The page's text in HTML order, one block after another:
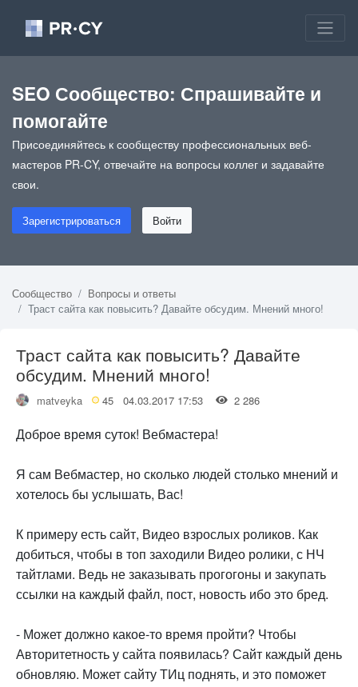
SEO Сообщество: Спрашивайте и
помогайте
Присоединяйтесь к сообществу профессиональных веб-
мастеров PR-CY, отвечайте на вопросы коллег и задавайте
свои.
Зарегистрироваться Войти
Сообщество
Вопросы и ответы
Траст сайта как повысить? Давайте обсудим. Мнений много!
Траст сайта как повысить? Давайте
обсудим. Мнений много!
matveyka 45 04.03.2017 17:53 2 286
Доброе время суток! Вебмастера!
Я сам Вебмастер, но сколько людей столько мнений и
хотелось бы услышать, Вас!
К примеру есть сайт, Видео взрослых роликов. Как
добиться, чтобы в топ заходили Видео ролики, с НЧ
тайтлами. Ведь не заказывать прогогоны и закупать
ссылки на каждый файл, пост, новость ибо это бред.
- Может должно какое-то время пройти? Чтобы
Авторитетность у сайта появилась? Сайт каждый день
обновляю. Может сайту ТИц поднять, и это поможет